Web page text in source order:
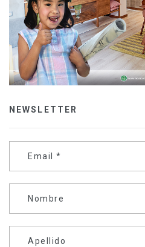
NEWSLETTER
Email *
Nombre
Apellido